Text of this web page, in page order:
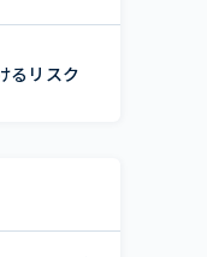
るリスク